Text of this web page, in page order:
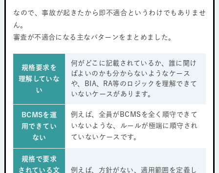
なので、事故が起きたから即不適合というわけでもありませ
ん。
審査が不適合になる主なパターンをまとめました。
規格要求を
理解していな
い
何がどこに記載されているか、誰に聞け
ばよいのかも分からないようなケース
や、BIA、RA等のロジックを理解できて
いないケースがあります。
BCMSを運
用できてい
ない
例えば、全員がBCMSを全く順守できて
いないような、ルールが極端に順守され
ていないケースです。
規格で要求
されている文
例えば、方針がない、適用範囲を定義し